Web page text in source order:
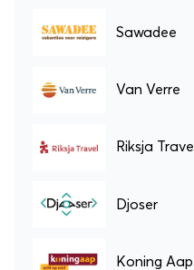
Sawadee
Van Verre
Riksja Travel
Djoser
Koning Aap